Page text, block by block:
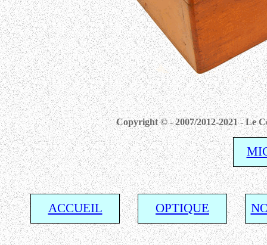
Copyright © - 2007/2012-2021 - Le
ACCUEIL OPTIQUE